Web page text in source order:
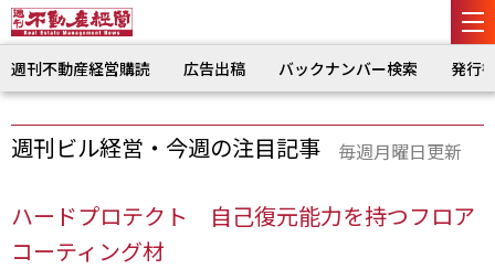
週刊不動産経営購読 広告出稿 バックナンバー検索 発行
週刊ビル経営・今週の注目記事 毎週月曜日更新
ハードプロテクト 自己復元能力を持つフロア
コーティング材